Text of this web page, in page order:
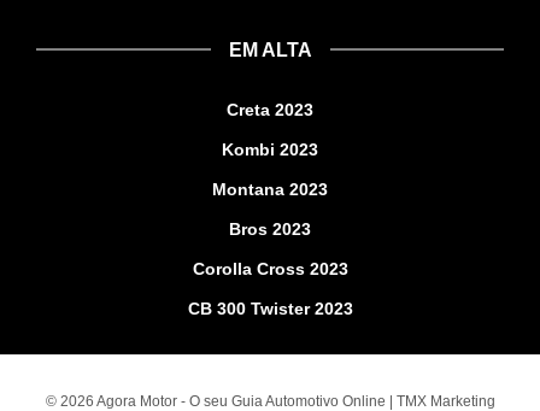
EM ALTA
Creta 2023
Kombi 2023
Montana 2023
Bros 2023
Corolla Cross 2023
CB 300 Twister 2023
© 2026 Agora Motor - O seu Guia Automotivo Online | TMX Marketing